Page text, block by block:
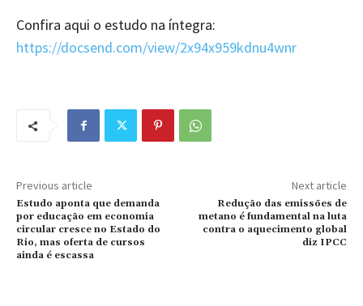
Confira aqui o estudo na íntegra:
https://docsend.com/view/2x94x959kdnu4wnr
Previous article
Estudo aponta que demanda
por educação em economia
circular cresce no Estado do
Rio, mas oferta de cursos
ainda é escassa
Next article
Redução das emissões de
metano é fundamental na luta
contra o aquecimento global
diz IPCC